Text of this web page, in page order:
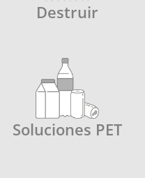
Destruir
Soluciones PET